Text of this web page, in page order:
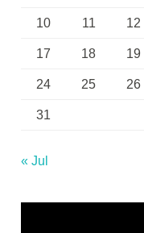
10 11 12
17 18 19
24 25 26
31
« Jul